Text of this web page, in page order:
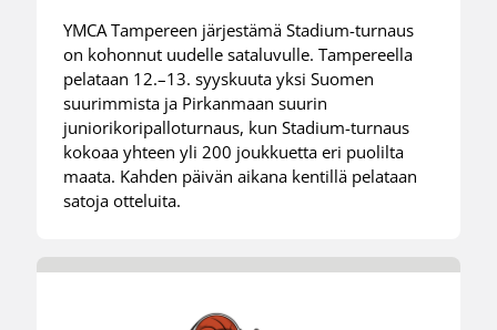
YMCA Tampereen järjestämä Stadium-turnaus
on kohonnut uudelle sataluvulle. Tampereella
pelataan 12.–13. syyskuuta yksi Suomen
suurimmista ja Pirkanmaan suurin
juniorikoripalloturnaus, kun Stadium-turnaus
kokoaa yhteen yli 200 joukkuetta eri puolilta
maata. Kahden päivän aikana kentillä pelataan
satoja otteluita.